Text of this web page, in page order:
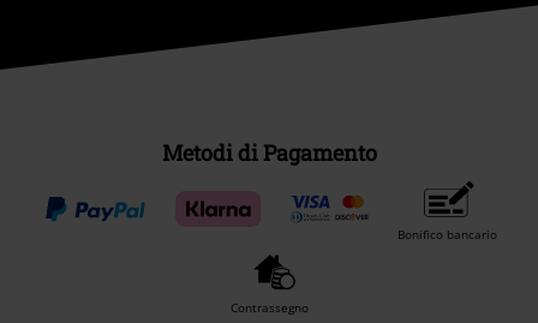
Metodi di Pagamento
Bonifico bancario
Contrassegno